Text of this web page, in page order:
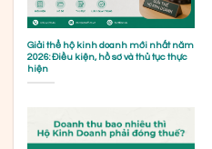
Giải thể hộ kinh doanh mới nhất năm
2026: Điều kiện, hồ sơ và thủ tục thực
hiện